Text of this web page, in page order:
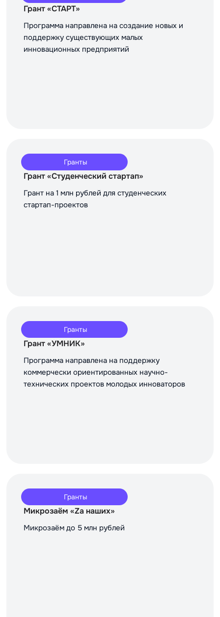
Грант «СТАРТ»
Программа направлена на создание новых и
поддержку существующих малых
инновационных предприятий
Гранты
Грант «Студенческий стартап»
Грант на 1 млн рублей для студенческих
стартап-проектов
Гранты
Грант «УМНИК»
Программа направлена на поддержку
коммерчески ориентированных научно-
технических проектов молодых инноваторов
Гранты
Микрозаём «Za наших»
Микрозаём до 5 млн рублей